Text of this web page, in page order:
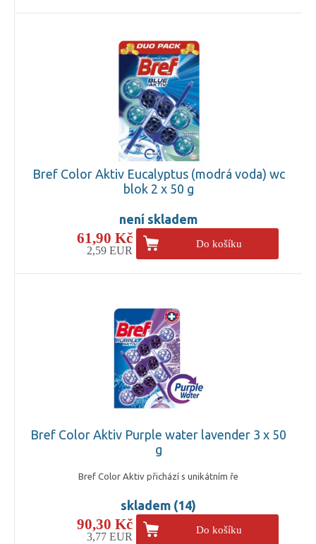
Bref Color Aktiv Eucalyptus (modrá voda) wc
blok 2 x 50 g
není skladem
61,90 Kč
2,59 EUR
Do košíku
Bref Color Aktiv Purple water lavender 3 x 50
g
Bref Color Aktiv přichází s unikátním ře
skladem (14)
90,30 Kč
3,77 EUR
Do košíku